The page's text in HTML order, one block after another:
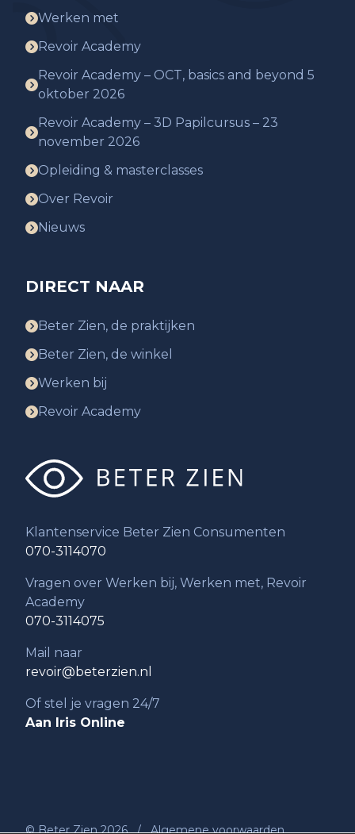
Werken met
Revoir Academy
Revoir Academy – OCT, basics and beyond 5
oktober 2026
Revoir Academy – 3D Papilcursus – 23
november 2026
Opleiding & masterclasses
Over Revoir
Nieuws
DIRECT NAAR
Beter Zien, de praktijken
Beter Zien, de winkel
Werken bij
Revoir Academy
Klantenservice Beter Zien Consumenten
070-3114070
Vragen over Werken bij, Werken met, Revoir
Academy
070-3114075
Mail naar
revoir@beterzien.nl
Of stel je vragen 24/7
Aan Iris Online
© Beter Zien 2026 / Algemene voorwaarden